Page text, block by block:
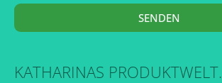
SENDEN
KATHARINAS PRODUKTWELT.